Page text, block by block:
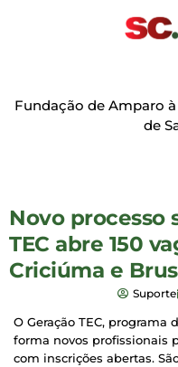
Fundação de Amparo
de
Novo processo
TEC abre 150
Criciúma e
Suporte
O Geração TEC, programa
forma novos profissionais
com inscrições abertas.